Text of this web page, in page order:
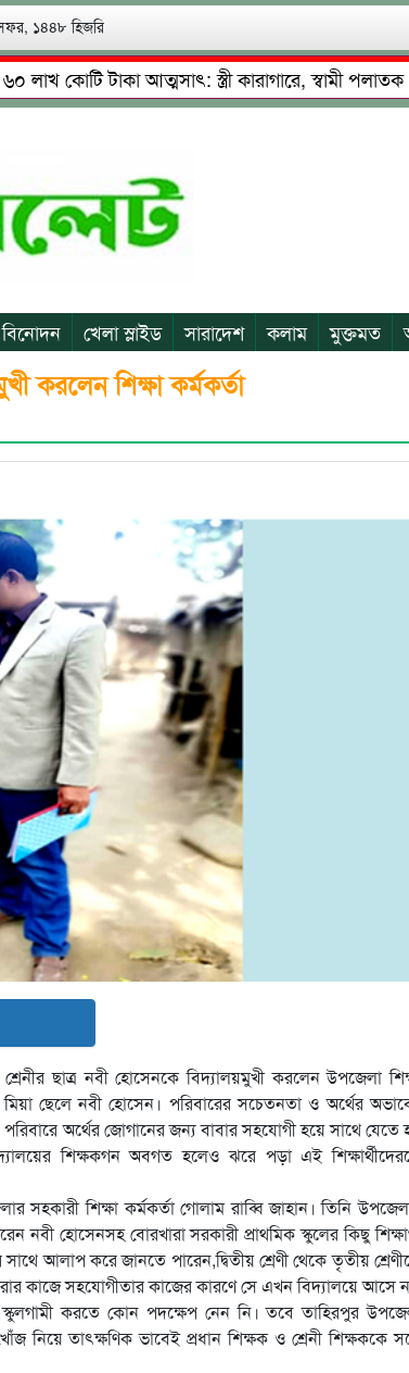
১৪৪৮ হিজরি
টাকা আত্মসাৎ: স্ত্রী কারাগারে, স্বামী পলাতক
চাঁদাবাজি ও শ্রমিকদের মারধর নগরীতে কোটি
বিনোদন খেলা স্লাইড সারাদেশ কলাম মুক্তমত
করলেন শিক্ষা কর্মকর্তা
ছাত্র নবী হোসেনকে বিদ্যালয়মুখী করলেন উপজেলা
ছেলে নবী হোসেন। পরিবারের সচেতনতা ও অর্থের
অর্থের জোগানের জন্য বাবার সহযোগী হয়ে সাথে যেতে
শিক্ষকগন অবগত হলেও ঝরে পড়া এই
শিক্ষা কর্মকর্তা গোলাম রাব্বি জাহান। তিনি
নবী হোসেনসহ বোরখারা সরকারী প্রাথমিক স্কুলের কিছু
সাথে আলাপ করে জানতে পারেন,দ্বিতীয় শ্রেণী থেকে তৃতীয়
কাজে সহযোগীতার কাজের কারণে সে এখন বিদ্যালয়ে আসে
করতে কোন পদক্ষেপ নেন নি। তবে তাহিরপুর
নিয়ে তাৎক্ষণিক ভাবেই প্রধান শিক্ষক ও শ্রেনী শিক্ষককে